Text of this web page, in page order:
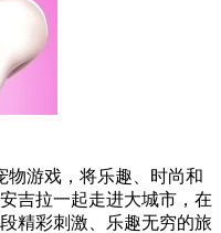
物游戏，将乐趣、时尚和
吉拉一起走进大城市，在
精彩刺激、乐趣无穷的旅